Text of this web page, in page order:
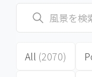
All (2070)